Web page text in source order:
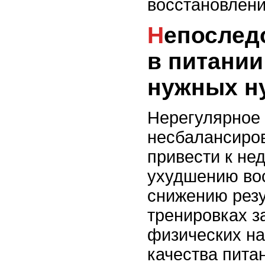
Непоследовательность
в
нужных
привести к
ухудшению
снижению
тренировках
физических
качества